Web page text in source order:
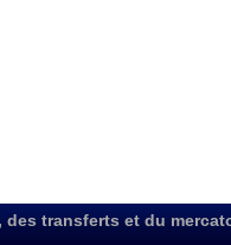
transferts et du